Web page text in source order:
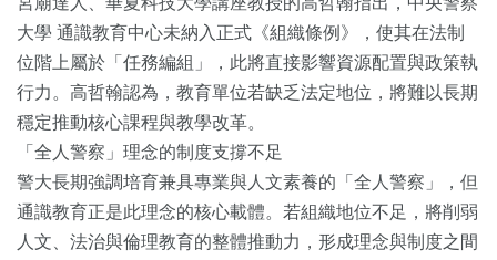
大學 通識教育中心未納入正式《組織條例》，使其在法制
位階上屬於「任務編組」，此將直接影響資源配置與政策執
行力。高哲翰認為，教育單位若缺乏法定地位，將難以長期
穩定推動核心課程與教學改革。
「全人警察」理念的制度支撐不足
警大長期強調培育兼具專業與人文素養的「全人警察」，但
通識教育正是此理念的核心載體。若組織地位不足，將削弱
人文、法治與倫理教育的整體推動力，形成理念與制度之間